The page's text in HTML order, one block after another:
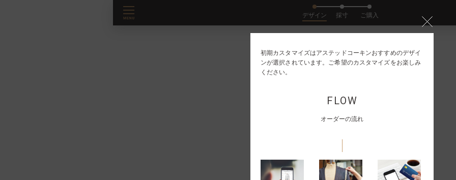
デザイン 採寸 ご購入
初期カスタマイズはアステッドコーキンおすすめのデザイ
ンが選択されています。ご希望のカスタマイズをお楽しみ
ください。
FLOW
オーダーの流れ